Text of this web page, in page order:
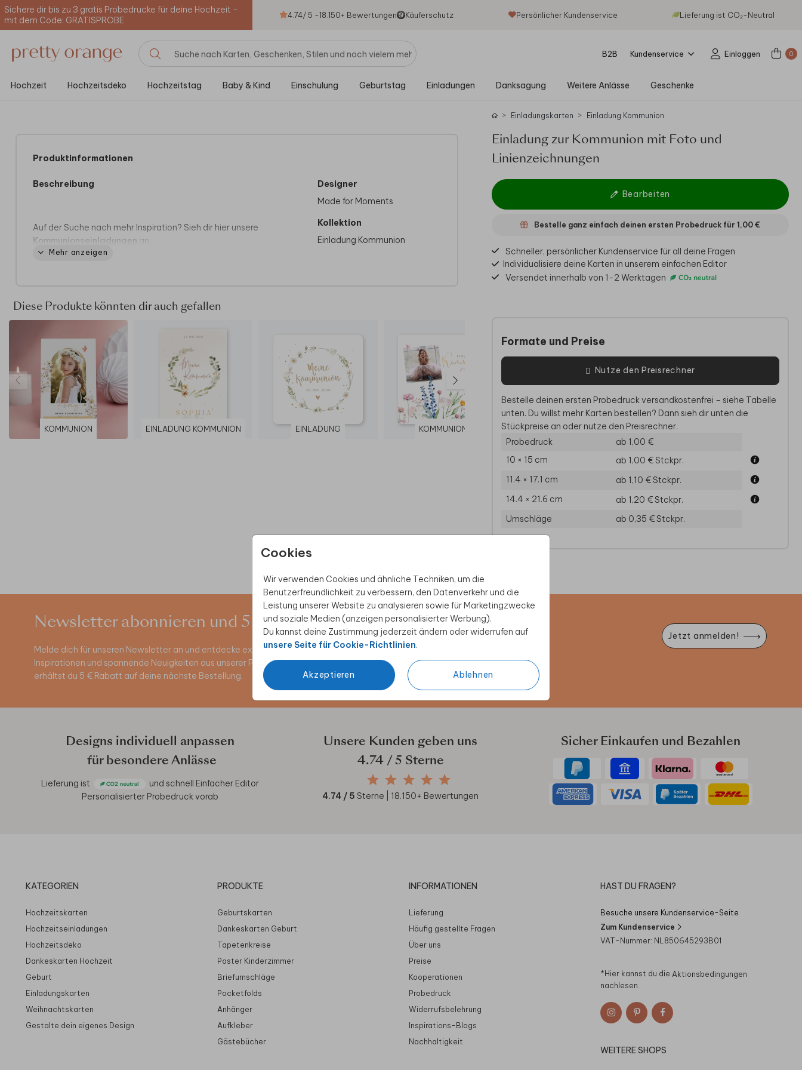
Sichere dir bis zu 3 gratis Probedrucke für deine Hochzeit -
mit dem Code: GRATISPROBE
4.74/ 5 -18.150+ Bewertungen Käuferschutz Persönlicher Kundenservice Lieferung ist CO₂-Neutral
B2B Kundenservice Einloggen 0
Hochzeit Hochzeitsdeko Hochzeitstag Baby & Kind Einschulung Geburtstag Einladungen Danksagung Weitere Anlässe Geschenke
Cookies
Wir verwenden Cookies und ähnliche Techniken, um die
Benutzerfreundlichkeit zu verbessern, den Datenverkehr und die
Leistung unserer Website zu analysieren sowie für Marketingzwecke
und soziale Medien (anzeigen personalisierter Werbung).
Du kannst deine Zustimmung jederzeit ändern oder widerrufen auf
unsere Seite für Cookie-Richtlinien.
Akzeptieren Ablehnen
Produktinformationen
Beschreibung
Auf der Suche nach mehr Inspiration? Sieh dir hier unsere
Kommunionseinladungen an.
Mehr anzeigen
Designer
Made for Moments
Kollektion
Einladung Kommunion
Diese Produkte könnten dir auch gefallen
KOMMUNION EINLADUNG KOMMUNION EINLADUNG KOMMUNION EINLADUNG KOMMUNION EINLADUNG KOMMUNION
Einladungskarten Einladung Kommunion
Einladung zur Kommunion mit Foto und
Linienzeichnungen
Bearbeiten
Bestelle ganz einfach deinen ersten Probedruck für1,00 €
Schneller, persönlicher Kundenservice für all deine Fragen
Individualisiere deine Karten in unserem einfachen Editor
Versendet innerhalb von 1-2 Werktagen
Formate und Preise
Nutze den Preisrechner
Bestelle deinen ersten Probedruck versandkostenfrei – siehe Tabelle
unten. Du willst mehr Karten bestellen? Dann sieh dir unten die
Stückpreise an oder nutze den Preisrechner.
Probedruck
ab 1,00 €
10 × 15 cm
ab 1,00 €Stckpr.
11.4 × 17.1 cm
ab 1,10 €Stckpr.
14.4 × 21.6 cm
ab 1,20 €Stckpr.
Umschläge
ab 0,35 €Stckpr.
Newsletter abonnieren und 5 € Rabatt sichern
Melde dich für unseren Newsletter an und entdecke exklusive Angebote, kreative
Inspirationen und spannende Neuigkeiten aus unserer Produktwelt. Als Dankeschön
erhältst du 5 € Rabatt auf deine nächste Bestellung.
Jetzt anmelden!
Designs individuell anpassen
für besondere Anlässe
Lieferung ist und schnell Einfacher Editor
Personalisierter Probedruck vorab
Unsere Kunden geben uns
4.74/ 5 Sterne
4.74 / 5 Sterne | 18.150+ Bewertungen
Sicher Einkaufen und Bezahlen
KATEGORIEN
Hochzeitskarten
Hochzeitseinladungen
Hochzeitsdeko
Dankeskarten Hochzeit
Geburt
Einladungskarten
Weihnachtskarten
Gestalte dein eigenes Design
PRODUKTE
Geburtskarten
Dankeskarten Geburt
Tapetenkreise
Poster Kinderzimmer
Briefumschläge
Pocketfolds
Anhänger
Aufkleber
Gästebücher
INFORMATIONEN
Lieferung
Häufig gestellte Fragen
Über uns
Preise
Kooperationen
Probedruck
Widerrufsbelehrung
Inspirations-Blogs
Nachhaltigkeit
HAST DU FRAGEN?
Besuche unsere Kundenservice-Seite
Zum Kundenservice
VAT-Nummer: NL850645293B01
*Hier kannst du die Aktionsbedingungen
nachlesen.
WEITERE SHOPS